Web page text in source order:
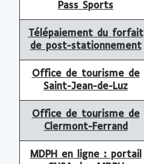
Pass Sports
Télépaiement du forfait
de post-stationnement
Office de tourisme de
Saint-Jean-de-Luz
Office de tourisme de
Clermont-Ferrand
MDPH en ligne : portail